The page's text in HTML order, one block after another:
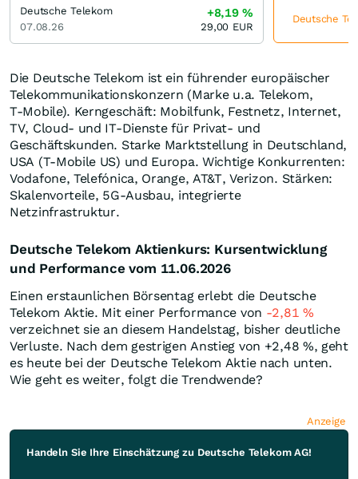
Die Deutsche Telekom ist ein führender europäischer
Telekommunikationskonzern (Marke u.a. Telekom,
T‑Mobile). Kerngeschäft: Mobilfunk, Festnetz, Internet,
TV, Cloud- und IT-Dienste für Privat- und
Geschäftskunden. Starke Marktstellung in Deutschland,
USA (T‑Mobile US) und Europa. Wichtige Konkurrenten:
Vodafone, Telefónica, Orange, AT&T, Verizon. Stärken:
Skalenvorteile, 5G-Ausbau, integrierte
Netzinfrastruktur.
Deutsche Telekom Aktienkurs: Kursentwicklung
und Performance vom 11.06.2026
Einen erstaunlichen Börsentag erlebt die Deutsche
Telekom Aktie. Mit einer Performance von -2,81 %
verzeichnet sie an diesem Handelstag, bisher deutliche
Verluste. Nach dem gestrigen Anstieg von +2,48 %, geht
es heute bei der Deutsche Telekom Aktie nach unten.
Wie geht es weiter, folgt die Trendwende?
Anzeige
Handeln Sie Ihre Einschätzung zu Deutsche Telekom AG!
Deutsche Telekom
07.08.26
+8,19%
29,00 EUR
Deutsche